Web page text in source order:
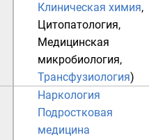
Клиническая химия,
Цитопатология,
Медицинская
микробиология,
Трансфузиология)
Наркология
Подростковая
медицина